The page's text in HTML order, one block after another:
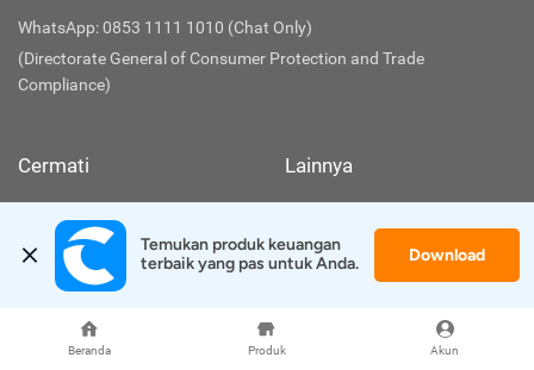
Beranda Produk Akun
WhatsApp: 0853 1111 1010 (Chat Only)
(Directorate General of Consumer Protection and Trade
Compliance)
Cermati
Tentang Kami
Hubungi Kami
Lainnya
Kebijakan Privasi
Temukan produk keuangan
terbaik yang pas untuk Anda.
Download